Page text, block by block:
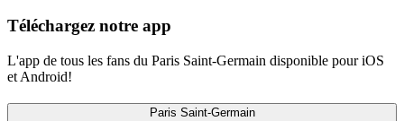
Téléchargez notre app
L'app de tous les fans du Paris Saint-Germain disponible pour iOS
et Android!
Paris Saint-Germain